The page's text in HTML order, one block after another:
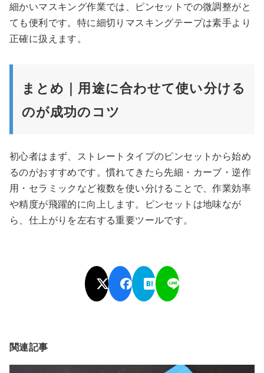
細かいマスキング作業では、ピンセットでの微調整がと
ても便利です。特に細切りマスキングテープは素手より
正確に扱えます。
まとめ｜用途に合わせて使い分ける
のが成功のコツ
初心者はまず、ストレートタイプのピンセットから始め
るのがおすすめです。慣れてきたら先細・カーブ・逆作
用・セラミックなど複数を使い分けることで、作業効率
や精度が飛躍的に向上します。ピンセットは地味なが
ら、仕上がりを左右する重要ツールです。
関連記事